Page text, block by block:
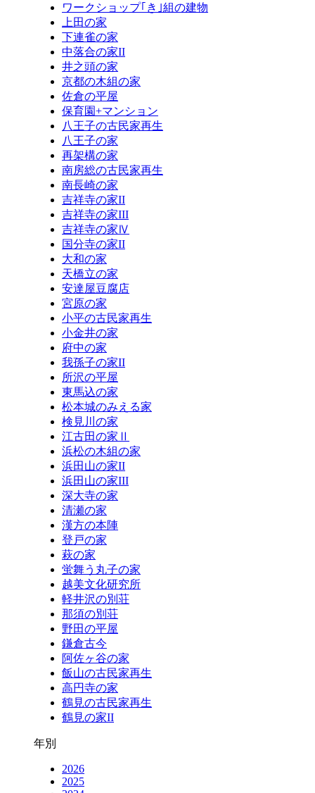
ワークショップ｢き｣組の建物
上田の家
下連雀の家
中落合の家II
井之頭の家
京都の木組の家
佐倉の平屋
保育園+マンション
八王子の古民家再生
八王子の家
再架構の家
南房総の古民家再生
南長崎の家
吉祥寺の家II
吉祥寺の家III
吉祥寺の家Ⅳ
国分寺の家II
大和の家
天橋立の家
安達屋豆腐店
宮原の家
小平の古民家再生
小金井の家
府中の家
我孫子の家II
所沢の平屋
東馬込の家
松本城のみえる家
検見川の家
江古田の家Ⅱ
浜松の木組の家
浜田山の家II
浜田山の家III
深大寺の家
清瀬の家
漢方の本陣
登戸の家
萩の家
蛍舞う丸子の家
越美文化研究所
軽井沢の別荘
那須の別荘
野田の平屋
鎌倉古今
阿佐ヶ谷の家
飯山の古民家再生
高円寺の家
鶴見の古民家再生
鶴見の家II
年別
2026
2025